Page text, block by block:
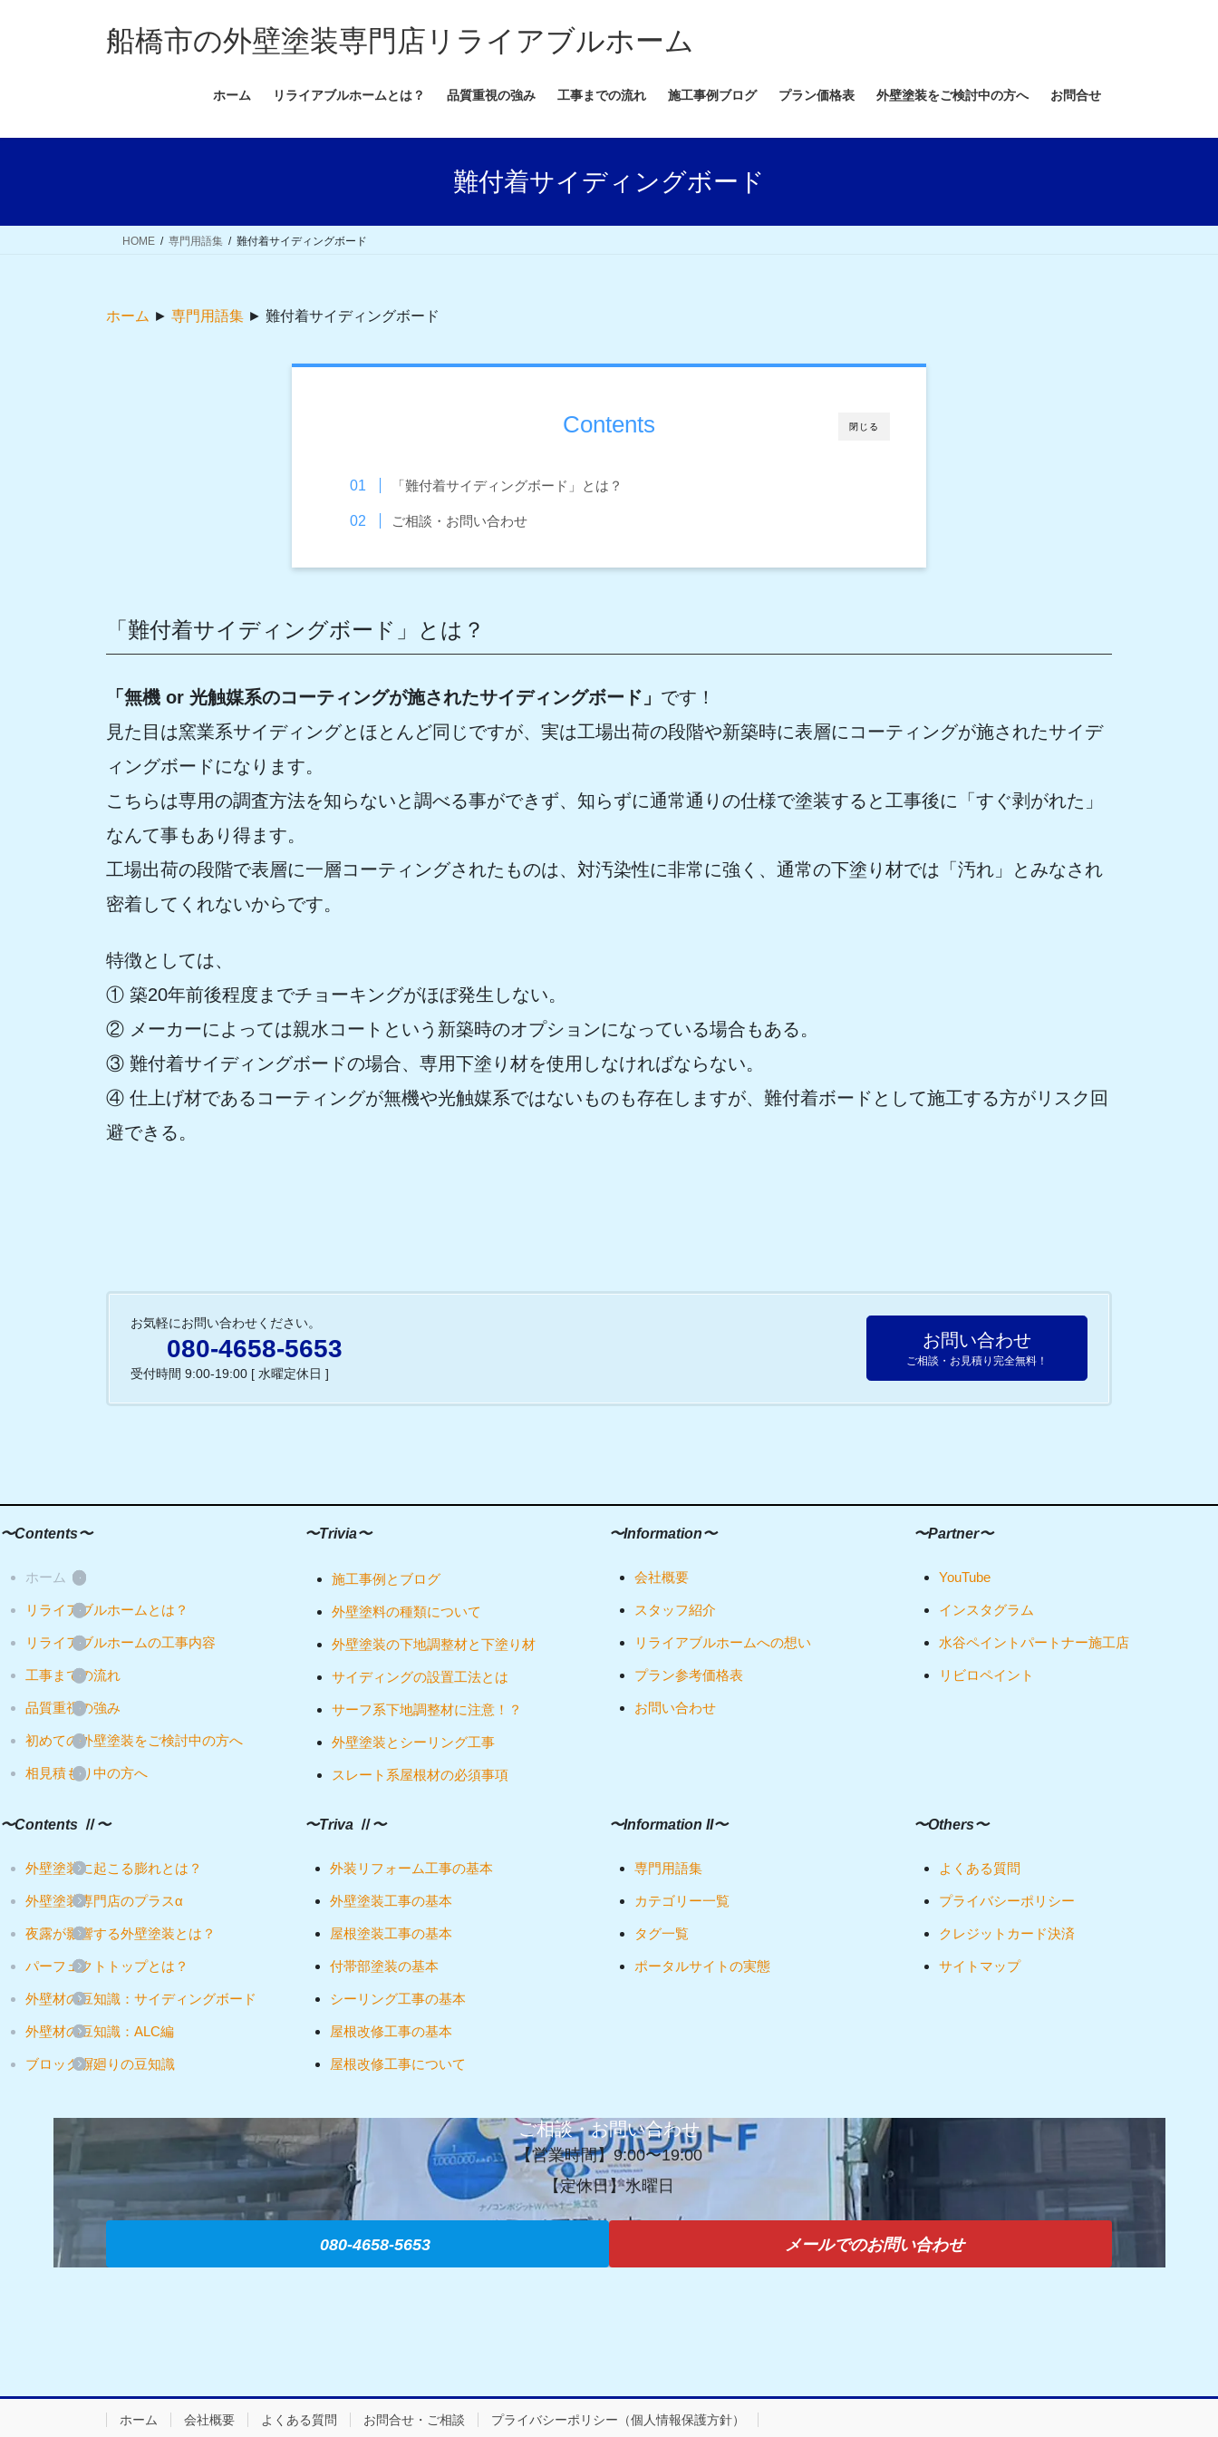
ス
ン
船橋市の外壁塗装専門店リライアブルホーム
ホーム リライアブルホームとは？ 品質重視の強み 工事までの流れ 施工事例ブログ プラン価格表 外壁塗装をご検討中の方へ お問合せ
難付着サイディングボード
HOME 専門用語集 難付着サイディングボード
ホーム ► 専門用語集 ► 難付着サイディングボード
閉じる
Contents
「難付着サイディングボード」とは？
ご相談・お問い合わせ
「難付着サイディングボード」とは？
「無機 or 光触媒系のコーティングが施されたサイディングボード」 です！
見た目は窯業系サイディングとほとんど同じですが、実は工場出荷の段階や新築時に表層にコーティングが施されたサイデ
ィングボードになります。
こちらは専用の調査方法を知らないと調べる事ができず、知らずに通常通りの仕様で塗装すると工事後に「すぐ剥がれた」
なんて事もあり得ます。
工場出荷の段階で表層に一層コーティングされたものは、対汚染性に非常に強く、通常の下塗り材では「汚れ」とみなされ
密着してくれないからです。
​特徴としては、
① 築20年前後程度までチョーキングがほぼ発生しない。
② メーカーによっては親水コートという新築時のオプションになっている場合もある。
③ 難付着サイディングボードの場合、専用下塗り材を使用しなければならない。​
④ 仕上げ材であるコーティングが無機や光触媒系ではないものも存在しますが、難付着ボードとして施工する方がリスク回
避できる。
お気軽にお問い合わせください。
080-4658-5653
受付時間 9:00-19:00 [ 水曜定休日 ]
お問い合わせ
ご相談・お見積り完全無料！
〜Contents〜
ホーム
リライアブルホームとは？
リライアブルホームの工事内容
工事までの流れ
品質重視の強み
初めての外壁塗装をご検討中の方へ
相見積もり中の方へ
〜Trivia〜
施工事例とブログ
外壁塗料の種類について
外壁塗装の下地調整材と下塗り材
サイディングの設置工法とは
サーフ系下地調整材に注意！？
外壁塗装とシーリング工事
スレート系屋根材の必須事項
〜Information〜
会社概要
スタッフ紹介
リライアブルホームへの想い
プラン参考価格表
お問い合わせ
〜Partner〜
YouTube
インスタグラム
水谷ペイントパートナー施工店
リビロペイント
〜Contents Ⅱ〜
外壁塗装に起こる膨れとは？
外壁塗装専門店のプラスα
夜露が影響する外壁塗装とは？
パーフェクトトップとは？
外壁材の豆知識：サイディングボード
外壁材の豆知識：ALC編
ブロック塀廻りの豆知識
〜Triva Ⅱ〜
外装リフォーム工事の基本
外壁塗装工事の基本
屋根塗装工事の基本
付帯部塗装の基本
シーリング工事の基本
屋根改修工事の基本
屋根改修工事について
〜Information II〜
専門用語集
カテゴリー一覧
タグ一覧
ポータルサイトの実態
〜Others〜
よくある質問
プライバシーポリシー
クレジットカード決済
サイトマップ
ご相談・お問い合わせ
【営業時間】9:00〜19:00
【定休日】水曜日
080-4658-5653 メールでのお問い合わせ
ホーム 会社概要 よくある質問 お問合せ・ご相談 プライバシーポリシー（個人情報保護方針）